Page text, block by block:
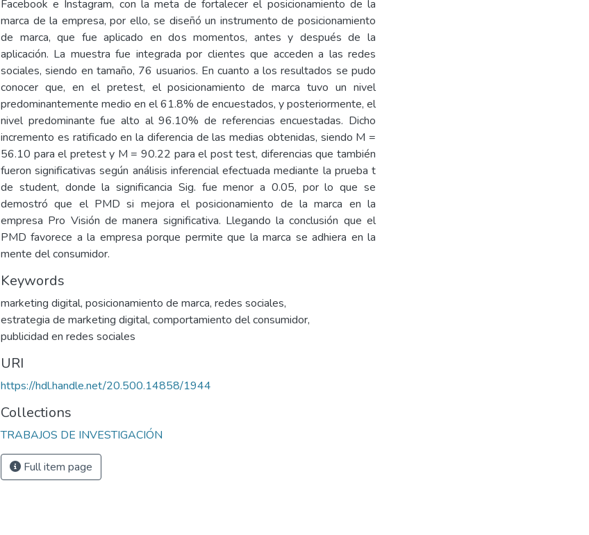
Facebook e Instagram, con la meta de fortalecer el posicionamiento de la
marca de la empresa, por ello, se diseñó un instrumento de posicionamiento
de marca, que fue aplicado en dos momentos, antes y después de la
aplicación. La muestra fue integrada por clientes que acceden a las redes
sociales, siendo en tamaño, 76 usuarios. En cuanto a los resultados se pudo
conocer que, en el pretest, el posicionamiento de marca tuvo un nivel
predominantemente medio en el 61.8% de encuestados, y posteriormente, el
nivel predominante fue alto al 96.10% de referencias encuestadas. Dicho
incremento es ratificado en la diferencia de las medias obtenidas, siendo M =
56.10 para el pretest y M = 90.22 para el post test, diferencias que también
fueron significativas según análisis inferencial efectuada mediante la prueba t
de student, donde la significancia Sig. fue menor a 0.05, por lo que se
demostró que el PMD si mejora el posicionamiento de la marca en la
empresa Pro Visión de manera significativa. Llegando la conclusión que el
PMD favorece a la empresa porque permite que la marca se adhiera en la
mente del consumidor.
Keywords
marketing digital, posicionamiento de marca, redes sociales,
estrategia de marketing digital, comportamiento del consumidor,
publicidad en redes sociales
URI
https://hdl.handle.net/20.500.14858/1944
Collections
TRABAJOS DE INVESTIGACIÓN
Full item page